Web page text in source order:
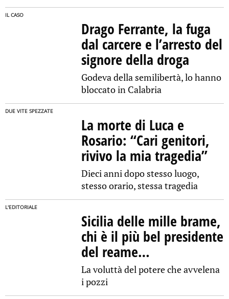
IL CASO
Drago Ferrante, la fuga
dal carcere e l’arresto del
signore della droga
Godeva della semilibertà, lo hanno
bloccato in Calabria
DUE VITE SPEZZATE
La morte di Luca e
Rosario: “Cari genitori,
rivivo la mia tragedia”
Dieci anni dopo stesso luogo,
stesso orario, stessa tragedia
L'EDITORIALE
Sicilia delle mille brame,
chi è il più bel presidente
del reame…
La voluttà del potere che avvelena
i pozzi